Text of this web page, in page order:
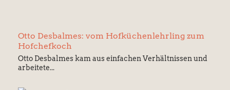
Otto Desbalmes: vom Hofküchenlehrling zum
Hofchefkoch
Otto Desbalmes kam aus einfachen Verhältnissen und
arbeitete...